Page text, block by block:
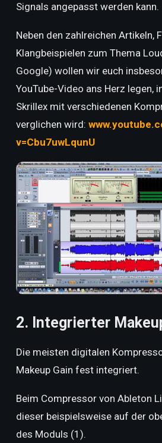
Signals angepasst werden kann.
Neben den zahlreichen Artikeln,
Klangbeispielen zum Thema
Google) wollen wir euch
YouTube-Video ans Herz legen,
Skrillex mit verschiedenen
verglichen wird:
v=Cbu7uwLqunU
2. Integrierter
Die meisten digitalen
Makeup Gain fest integriert.
Beim Compressor von Ableton
dieser beispielsweise auf der
des Moduls (1).